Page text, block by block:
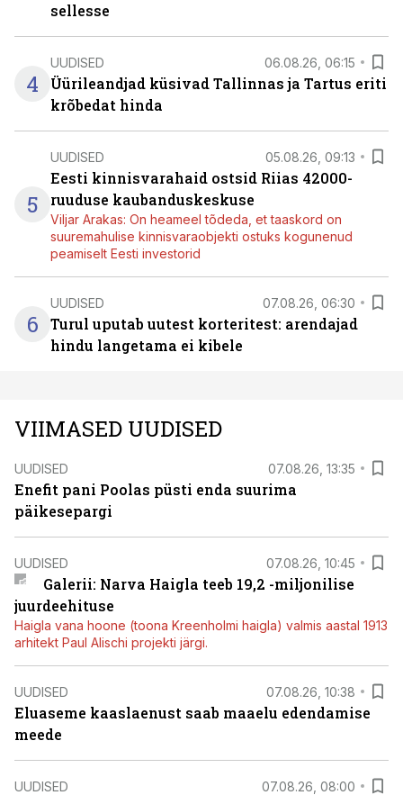
sellesse
4
UUDISED 06.08.26, 06:15
Üürileandjad küsivad Tallinnas ja Tartus eriti
krõbedat hinda
5
UUDISED 05.08.26, 09:13
Eesti kinnisvarahaid ostsid Riias 42000-
ruuduse kaubanduskeskuse
Viljar Arakas: On heameel tõdeda, et taaskord on
suuremahulise kinnisvaraobjekti ostuks kogunenud
peamiselt Eesti investorid
6
UUDISED 07.08.26, 06:30
Turul uputab uutest korteritest: arendajad
hindu langetama ei kibele
VIIMASED UUDISED
UUDISED 07.08.26, 13:35
Enefit pani Poolas püsti enda suurima
päikesepargi
UUDISED 07.08.26, 10:45
Galerii: Narva Haigla teeb 19,2 -miljonilise
juurdeehituse
Haigla vana hoone (toona Kreenholmi haigla) valmis aastal 1913
arhitekt Paul Alischi projekti järgi.
UUDISED 07.08.26, 10:38
Eluaseme kaaslaenust saab maaelu edendamise
meede
UUDISED 07.08.26, 08:00